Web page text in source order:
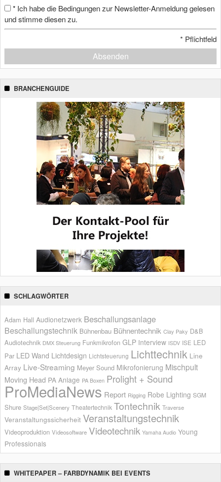
* Ich habe die Bedingungen zur Newsletter-Anmeldung gelesen
und stimme diesen zu.
* Pflichtfeld
Absenden
BRANCHENGUIDE
SCHLAGWÖRTER
Adam Hall Audionetzwerk Beschallungsanlage
Beschallungstechnik Bühnenbau Bühnentechnik Clay Paky D&B
Audiotechnik DMX Steuerung Funkmikrofon GLP Interview ISDV ISE LED
Par LED Wand Lichtdesign Lichtsteuerung Lichttechnik Line
Array Live-Streaming Meyer Sound Mikrofonierung Mischpult
Moving Head PA Anlage PA Boxen Prolight + Sound
ProMediaNews Report Rigging Robe Lighting SGM
Shure Stage|Set|Scenery Theatertechnik Tontechnik Traverse
Veranstaltungssicherheit Veranstaltungstechnik
Videoproduktion Videosoftware Videotechnik Yamaha Audio Young
Professionals
WHITEPAPER – FARBDYNAMIK BEI EVENTS